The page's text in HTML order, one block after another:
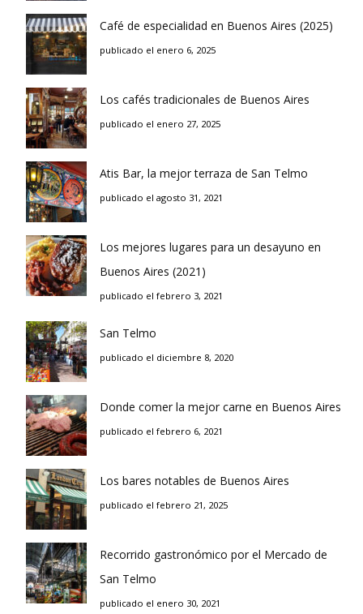
Café de especialidad en Buenos Aires (2025)
publicado el enero 6, 2025
Los cafés tradicionales de Buenos Aires
publicado el enero 27, 2025
Atis Bar, la mejor terraza de San Telmo
publicado el agosto 31, 2021
Los mejores lugares para un desayuno en
Buenos Aires (2021)
publicado el febrero 3, 2021
San Telmo
publicado el diciembre 8, 2020
Donde comer la mejor carne en Buenos Aires
publicado el febrero 6, 2021
Los bares notables de Buenos Aires
publicado el febrero 21, 2025
Recorrido gastronómico por el Mercado de
San Telmo
publicado el enero 30, 2021